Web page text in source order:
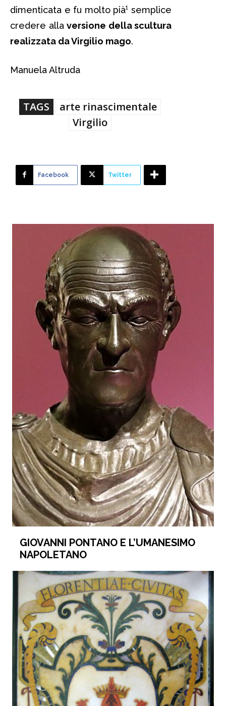
dimenticata e fu molto pià¹ semplice
credere alla versione della scultura
realizzata da Virgilio mago.
Manuela Altruda
TAGS
arte rinascimentale
Virgilio
Facebook Twitter
GIOVANNI PONTANO E L’UMANESIMO
NAPOLETANO